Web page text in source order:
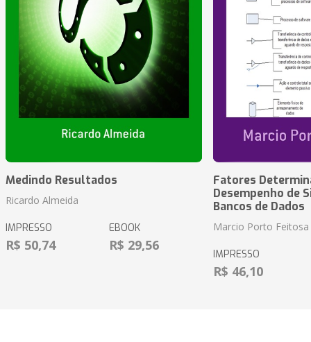
Medindo Resultados
Ricardo Almeida
IMPRESSO
R$ 50,74
EBOOK
R$ 29,56
Fatores
Desempenho de
Bancos de Dados
Marcio Porto Feitosa
IMPRESSO
R$ 46,10